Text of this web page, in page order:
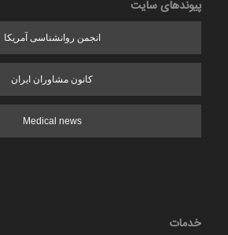
پیوندهای سایت
انجمن روانشناسی آمریکا
کانون مشاوران ایران
Medical news
خدمات